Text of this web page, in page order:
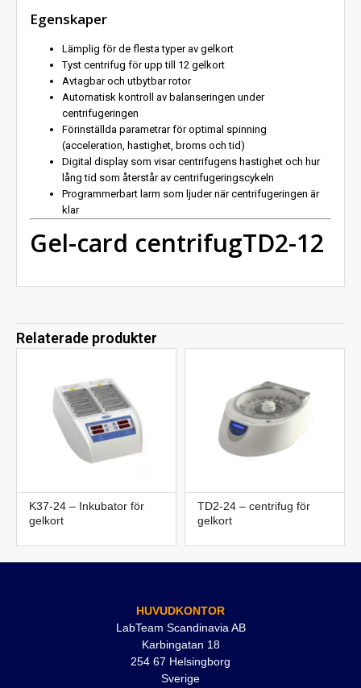
Egenskaper
Lämplig för de flesta typer av gelkort
Tyst centrifug för upp till 12 gelkort
Avtagbar och utbytbar rotor
Automatisk kontroll av balanseringen under
centrifugeringen
Förinställda parametrar för optimal spinning
(acceleration, hastighet, broms och tid)
Digital display som visar centrifugens hastighet och hur
lång tid som återstår av centrifugeringscykeln
Programmerbart larm som ljuder när centrifugeringen är
klar
Gel-card centrifugTD2-12
Relaterade produkter
K37-24 – Inkubator för
gelkort
TD2-24 – centrifug för
gelkort
HUVUDKONTOR
LabTeam Scandinavia AB
Karbingatan 18
254 67 Helsingborg
Sverige